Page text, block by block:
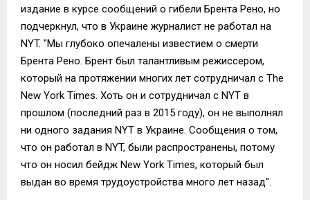
издание в курсе сообщений о гибели Брента Рено, но
подчеркнул, что в Украине журналист не работал на
NYT. "Мы глубоко опечалены известием о смерти
Брента Рено. Брент был талантливым режиссером,
который на протяжении многих лет сотрудничал с The
New York Times. Хоть он и сотрудничал с NYT в
прошлом (последний раз в 2015 году), он не выполнял
ни одного задания NYT в Украине. Сообщения о том,
что он работал в NYT, были распространены, потому
что он носил бейдж New York Times, который был
выдан во время трудоустройства много лет назад".